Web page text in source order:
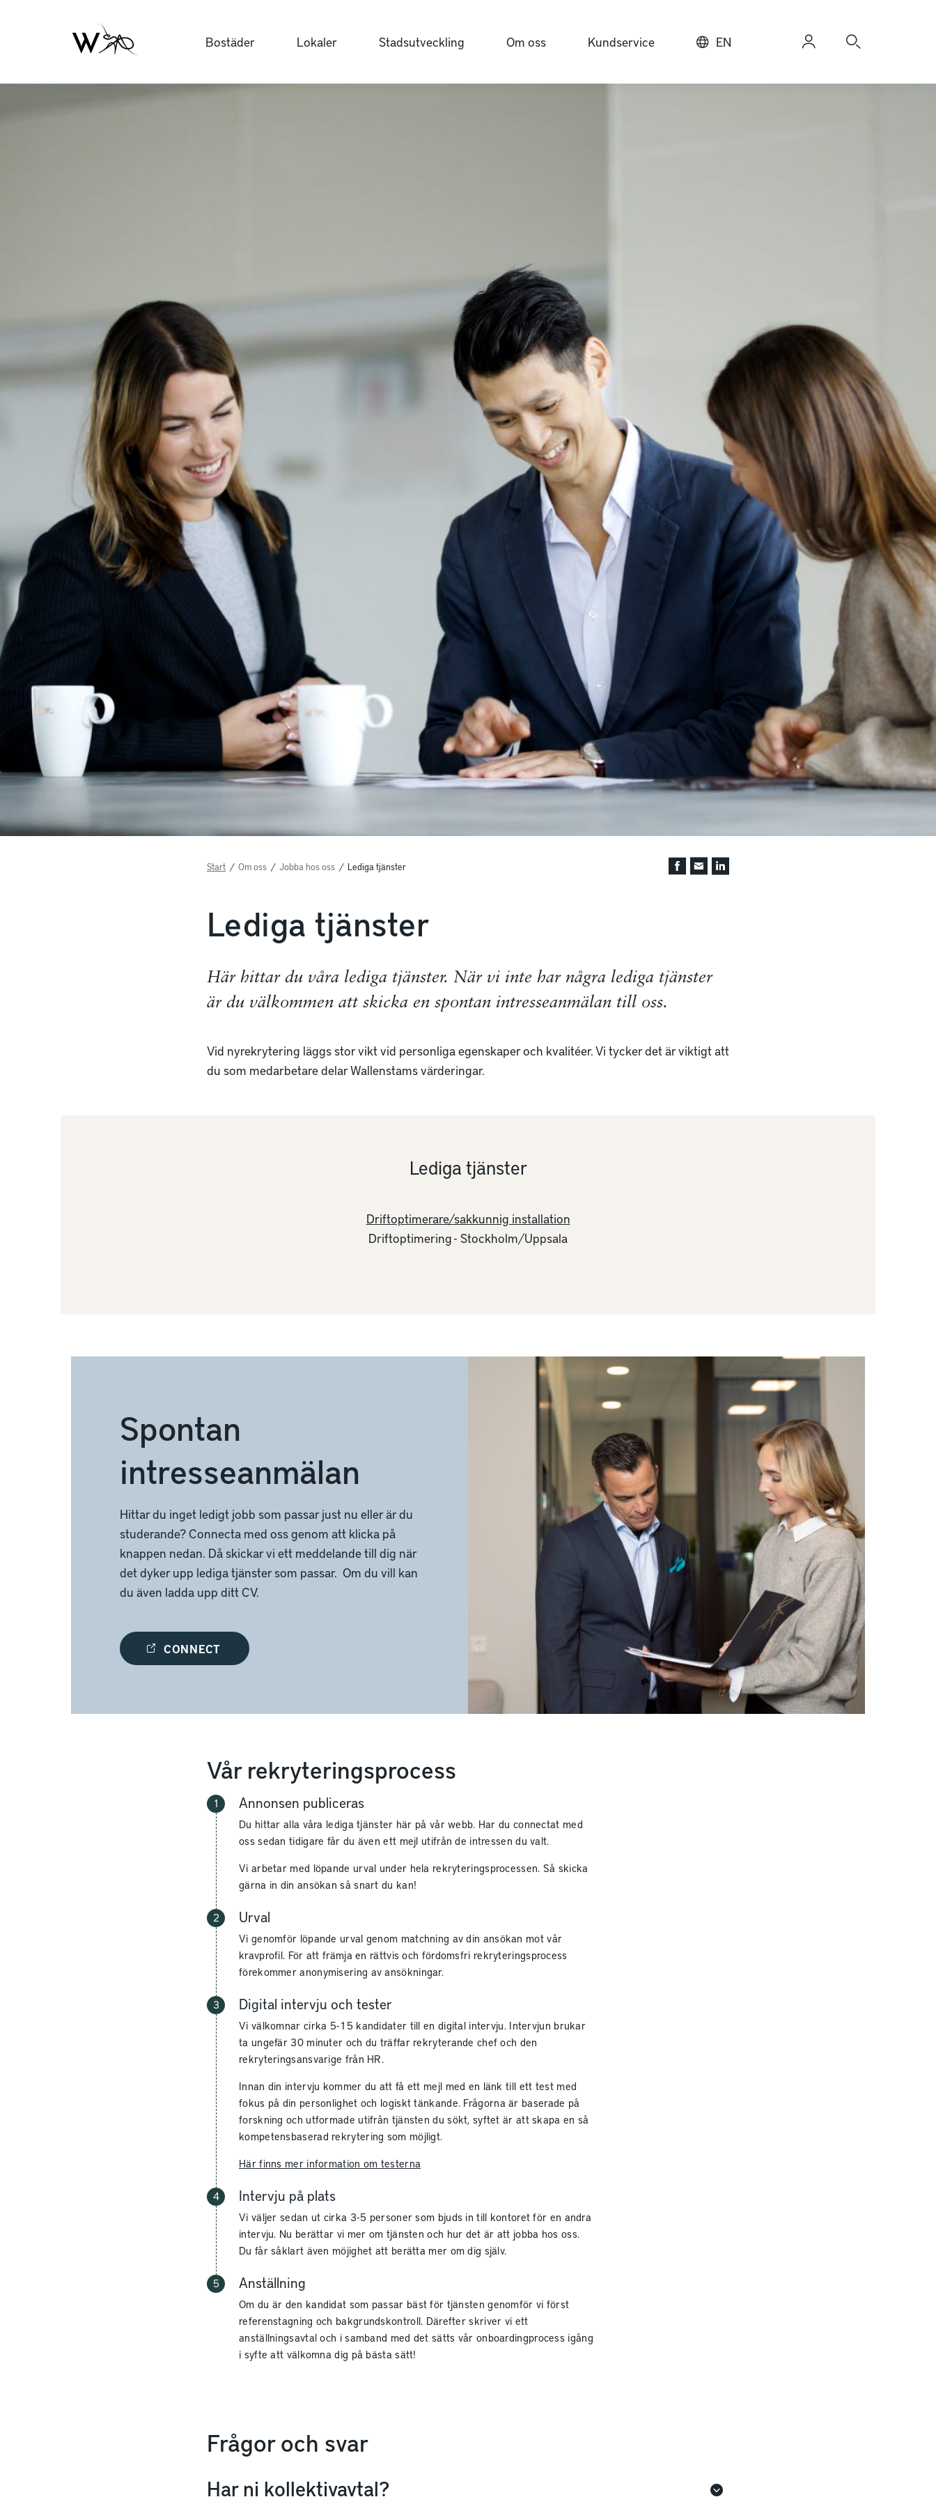
Bostäder Lokaler Stadsutveckling Om oss Kundservice EN
Start / Om oss / Jobba hos oss / Lediga tjänster
Lediga tjänster
Här hittar du våra lediga tjänster. När vi inte har några lediga tjänster
är du välkommen att skicka en spontan intresseanmälan till oss.
Vid nyrekrytering läggs stor vikt vid personliga egenskaper och kvalitéer. Vi tycker det är viktigt att
du som medarbetare delar Wallenstams värderingar.
Lediga tjänster
Driftoptimerare/sakkunnig installation
Driftoptimering- Stockholm/Uppsala
Spontan
intresseanmälan
Hittar du inget ledigt jobb som passar just nu eller är du
studerande? Connecta med oss genom att klicka på
knappen nedan. Då skickar vi ett meddelande till dig när
det dyker upp lediga tjänster som passar. Om du vill kan
du även ladda upp ditt CV.
CONNECT
Vår rekryteringsprocess
Annonsen publiceras
Du hittar alla våra lediga tjänster här på vår webb. Har du connectat med
oss sedan tidigare får du även ett mejl utifrån de intressen du valt.
Vi arbetar med löpande urval under hela rekryteringsprocessen. Så skicka
gärna in din ansökan så snart du kan!
Urval
Vi genomför löpande urval genom matchning av din ansökan mot vår
kravprofil. För att främja en rättvis och fördomsfri rekryteringsprocess
förekommer anonymisering av ansökningar.
Digital intervju och tester
Vi välkomnar cirka 5-15 kandidater till en digital intervju. Intervjun brukar
ta ungefär 30 minuter och du träffar rekryterande chef och den
rekryteringsansvarige från HR.
Innan din intervju kommer du att få ett mejl med en länk till ett test med
fokus på din personlighet och logiskt tänkande. Frågorna är baserade på
forskning och utformade utifrån tjänsten du sökt, syftet är att skapa en så
kompetensbaserad rekrytering som möjligt.
Här finns mer information om testerna
Intervju på plats
Vi väljer sedan ut cirka 3-5 personer som bjuds in till kontoret för en andra
intervju. Nu berättar vi mer om tjänsten och hur det är att jobba hos oss.
Du får såklart även möjighet att berätta mer om dig själv.
Anställning
Om du är den kandidat som passar bäst för tjänsten genomför vi först
referenstagning och bakgrundskontroll. Därefter skriver vi ett
anställningsavtal och i samband med det sätts vår onboardingprocess igång
i syfte att välkomna dig på bästa sätt!
Frågor och svar
Har ni kollektivavtal?